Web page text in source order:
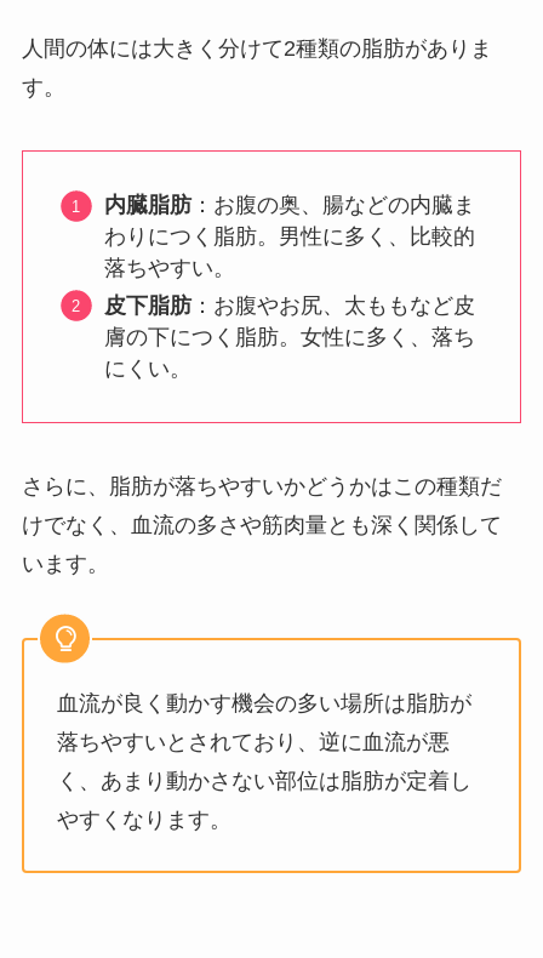
人間の体には大きく分けて2種類の脂肪がありま
す。
内臓脂肪：お腹の奥、腸などの内臓ま
わりにつく脂肪。男性に多く、比較的
落ちやすい。
皮下脂肪：お腹やお尻、太ももなど皮
膚の下につく脂肪。女性に多く、落ち
にくい。
さらに、脂肪が落ちやすいかどうかはこの種類だ
けでなく、血流の多さや筋肉量とも深く関係して
います。
血流が良く動かす機会の多い場所は脂肪が
落ちやすいとされており、逆に血流が悪
く、あまり動かさない部位は脂肪が定着し
やすくなります。